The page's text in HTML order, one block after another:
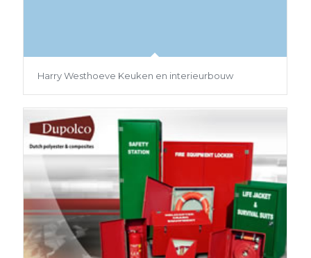
Harry Westhoeve Keuken en interieurbouw